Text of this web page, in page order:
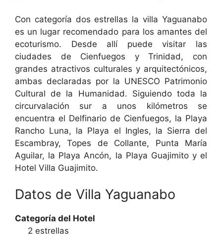
Con categoría dos estrellas la villa Yaguanabo
es un lugar recomendado para los amantes del
ecoturismo. Desde allí puede visitar las
ciudades de Cienfuegos y Trinidad, con
grandes atractivos culturales y arquitectónicos,
ambas declaradas por la UNESCO Patrimonio
Cultural de la Humanidad. Siguiendo toda la
circurvalación sur a unos kilómetros se
encuentra el Delfinario de Cienfuegos, la Playa
Rancho Luna, la Playa el Ingles, la Sierra del
Escambray, Topes de Collante, Punta María
Aguilar, la Playa Ancón, la Playa Guajimito y el
Hotel Villa Guajimito.
Datos de Villa Yaguanabo
Categoría del Hotel
2 estrellas